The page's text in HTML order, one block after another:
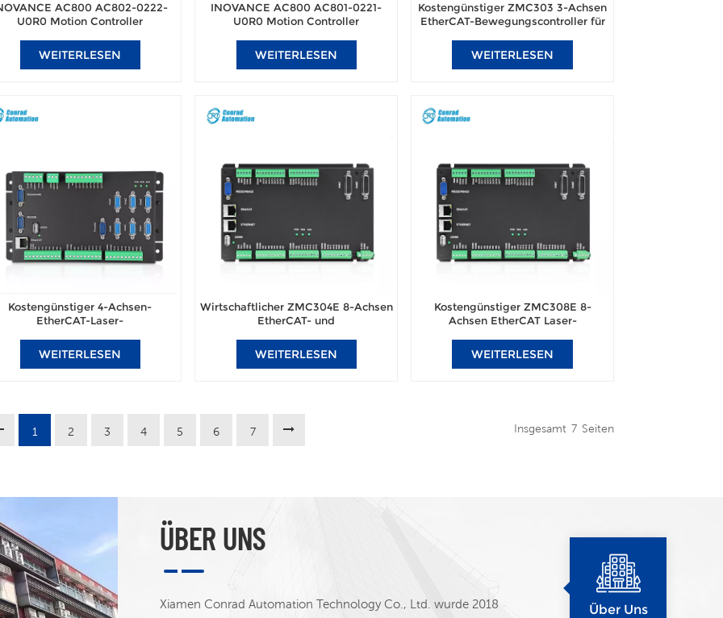
AC800 AC802-0222-
U0R0 Motion Controller
WEITERLESEN
INOVANCE AC800 AC801-0221-
U0R0 Motion Controller
WEITERLESEN
Kostengünstiger ZMC303 3-Achsen
EtherCAT-Bewegungscontroller für
Bildverarbeitungsautomatisierungsanwendungen
WEITERLESEN
Kostengünstiger 4-Achsen-
EtherCAT-Laser-
für die Automatisierung von
in Montagelinien
WEITERLESEN
Wirtschaftlicher ZMC304E 8-Achsen
EtherCAT- und
Task-Vision für
Verriegelungsautomatisierungsanlagen
WEITERLESEN
Kostengünstiger ZMC308E 8-
Achsen EtherCAT Laser-
Bühnentechnik und Multitasking-
Automatisierung
WEITERLESEN
1 2 3 4 5 6 7 Insgesamt 7 Seiten
ÜBER UNS
Xiamen Conrad Automation Technology Co., Ltd. wurde 2018
Über Uns